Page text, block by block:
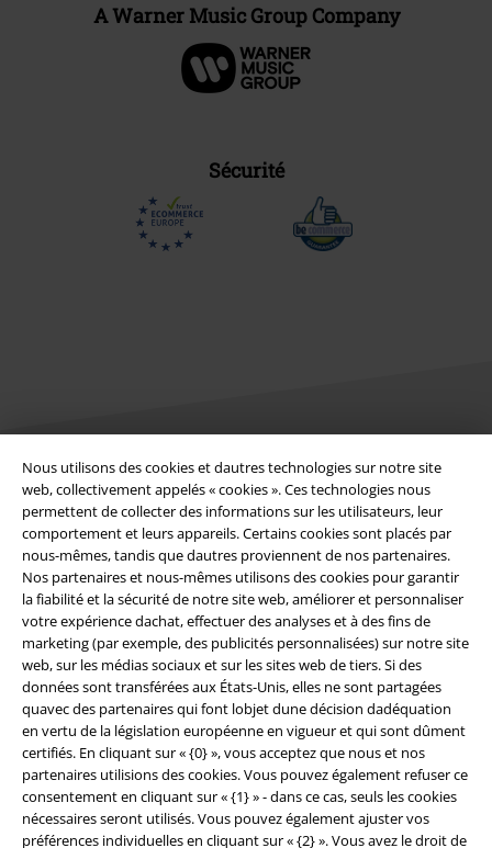
Nous utilisons des cookies et dautres technologies sur notre site
web, collectivement appelés « cookies ». Ces technologies nous
permettent de collecter des informations sur les utilisateurs, leur
comportement et leurs appareils. Certains cookies sont placés par
nous-mêmes, tandis que dautres proviennent de nos partenaires.
Nos partenaires et nous-mêmes utilisons des cookies pour garantir
la fiabilité et la sécurité de notre site web, améliorer et personnaliser
votre expérience dachat, effectuer des analyses et à des fins de
marketing (par exemple, des publicités personnalisées) sur notre site
web, sur les médias sociaux et sur les sites web de tiers. Si des
données sont transférées aux États-Unis, elles ne sont partagées
quavec des partenaires qui font lobjet dune décision dadéquation
en vertu de la législation européenne en vigueur et qui sont dûment
certifiés. En cliquant sur « {0} », vous acceptez que nous et nos
partenaires utilisions des cookies. Vous pouvez également refuser ce
consentement en cliquant sur « {1} » - dans ce cas, seuls les cookies
nécessaires seront utilisés. Vous pouvez également ajuster vos
préférences individuelles en cliquant sur « {2} ». Vous avez le droit de
A Warner Music Group Company
Sécurité
Légal
Conditions générales
Éditeur
Clauses de confidentialité
Élimination des déchets et protection de l'environnement
Déclaration de Conformité
Informations sur l'accessibilité
Paramètres des Cookies